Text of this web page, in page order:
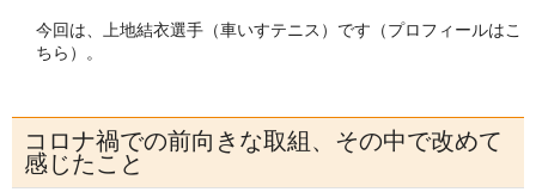
今回は、上地結衣選手（車いすテニス）です（プロフィールはこ
ちら ）。
コロナ禍での前向きな取組、その中で改めて
感じたこと